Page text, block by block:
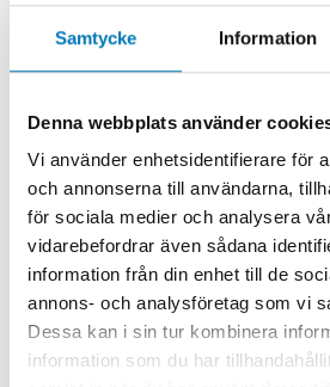
Samtycke Information
Denna webbplats använder
Vi använder enhetsidentifierare för
och annonserna till användarna,
för sociala medier och analysera
vidarebefordrar även sådana
information från din enhet till de
annons- och analysföretag som vi
Dessa kan i sin tur kombinera
information som du har
Mer att utforska
Säkerställ
en
En energideklaration
översikt av din fastighets
och ger konkreta